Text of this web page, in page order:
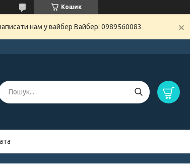
Кошик
нам у вайбер Вайбер: 0989560083